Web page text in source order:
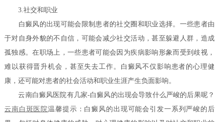
3.社交和职业
白癜风的出现可能会限制患者的社交圈和职业选择。一些患者由
于对自身外貌的不自信，可能会减少社交活动，甚至躲避人群，造成
孤独感。在职场上，一些患者可能会因为疾病影响形象而受到歧视，
难以获得晋升机会，甚至失去工作。白癜风不仅影响患者的心理健
康，还可能对患者的社会活动和职业生涯产生负面影响。
云南白癜风医院有几家-白癜风的出现会导致什么严峻的后果呢？
云南白斑医院温馨提示：白癜风的出现可能会引发一系列严峻的后